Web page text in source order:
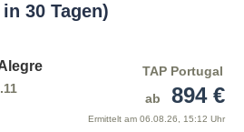
30 Tagen)
TAP Portugal
ab
894 €
Ermittelt am 06.08.26, 15:12 Uhr